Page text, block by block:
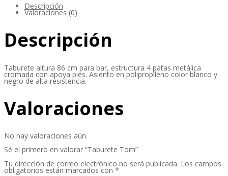
Descripción
Valoraciones (0)
Descripción
Taburete altura 86 cm para bar, estructura 4 patas metálica
cromada con apoya pies. Asiento en polipropileno color blanco y
negro de alta resistencia.
Valoraciones
No hay valoraciones aún.
Sé el primero en valorar “Taburete Tom”
Tu dirección de correo electrónico no será publicada. Los campos
obligatorios están marcados con *